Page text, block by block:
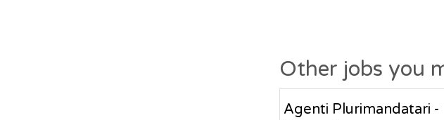
Other jobs you
Agenti Plurimandatari